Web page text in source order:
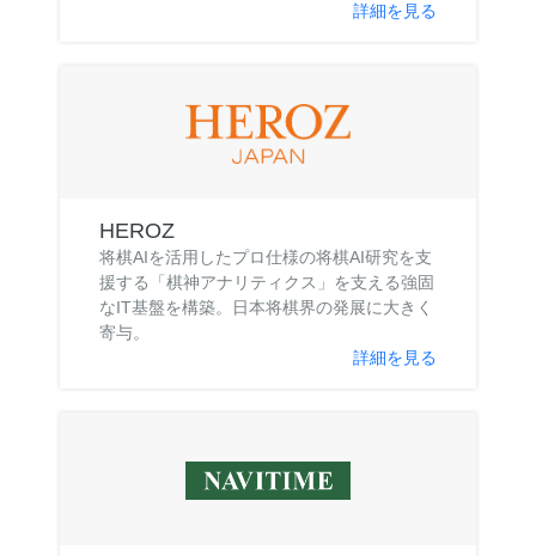
詳細を見る
HEROZ
将棋AIを活用したプロ仕様の将棋AI研究を支
援する「棋神アナリティクス」を支える強固
なIT基盤を構築。日本将棋界の発展に大きく
寄与。
詳細を見る